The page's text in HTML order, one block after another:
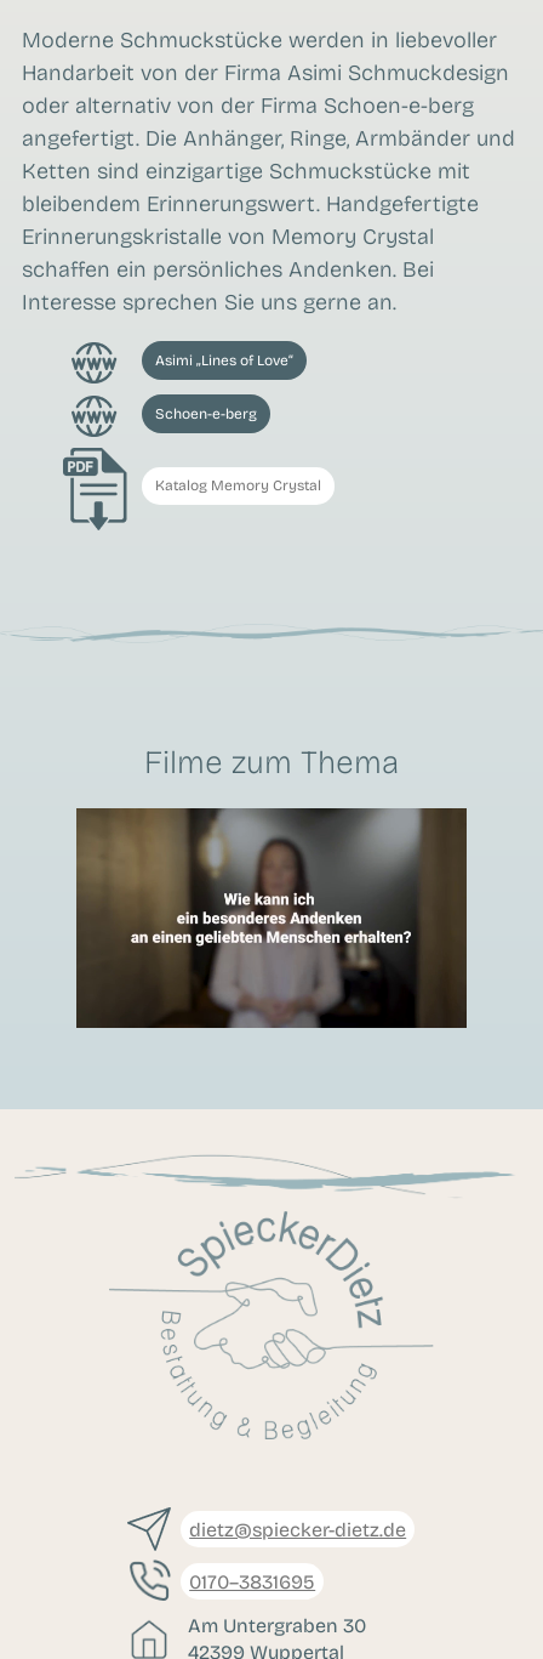
Moderne Schmuckstücke werden in liebevoller
Handarbeit von der Firma Asimi Schmuckdesign
oder alternativ von der Firma Schoen-e-berg
angefertigt. Die Anhänger, Ringe, Armbänder und
Ketten sind einzigartige Schmuckstücke mit
bleibendem Erinnerungswert. Handgefertigte
Erinnerungskristalle von Memory Crystal
schaffen ein persönliches Andenken. Bei
Interesse sprechen Sie uns gerne an.
Asimi „Lines of Love“
Schoen-e-berg
Katalog Memory Crystal
Filme zum Thema
dietz@spiecker-dietz.de
0170–3831695
Am Untergraben 30
42399 Wuppertal